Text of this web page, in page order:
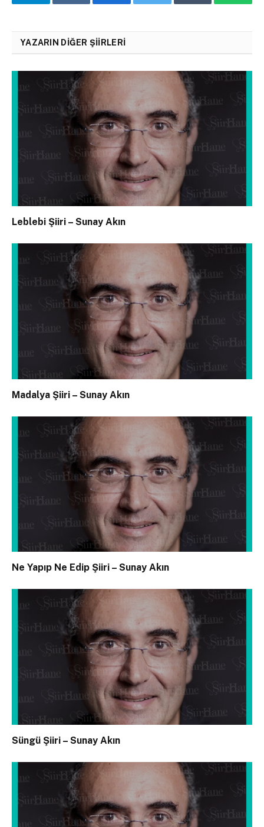
YAZARIN DIĞER ŞIIRLERI
Leblebi Şiiri – Sunay Akın
Madalya Şiiri – Sunay Akın
Ne Yapıp Ne Edip Şiiri – Sunay Akın
Süngü Şiiri – Sunay Akın